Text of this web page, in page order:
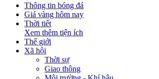
Thông tin bóng đá
Giá vàng hôm nay
Thời tiết
Xem thêm tiện ích
Thế giới
Xã hội
Thời sự
Giao thông